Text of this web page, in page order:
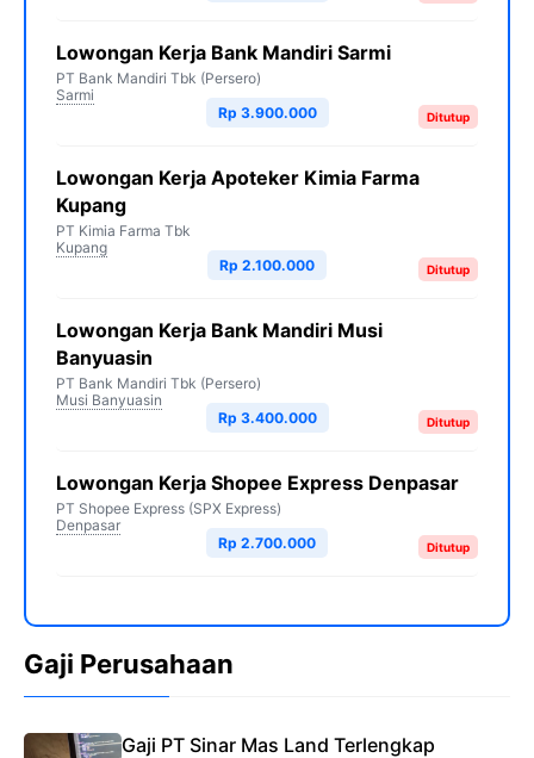
Lowongan Kerja Bank Mandiri Sarmi
PT Bank Mandiri Tbk (Persero)
Sarmi
Ditutup
Rp 3.900.000
Lowongan Kerja Apoteker Kimia Farma
Kupang
PT Kimia Farma Tbk
Kupang
Ditutup
Rp 2.100.000
Lowongan Kerja Bank Mandiri Musi
Banyuasin
PT Bank Mandiri Tbk (Persero)
Musi Banyuasin
Ditutup
Rp 3.400.000
Lowongan Kerja Shopee Express Denpasar
PT Shopee Express (SPX Express)
Denpasar
Ditutup
Rp 2.700.000
Gaji Perusahaan
Gaji PT Sinar Mas Land Terlengkap